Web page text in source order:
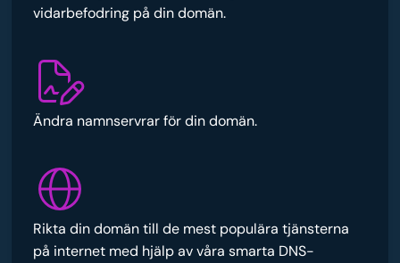
vidarbefodring på din domän.
Ändra namnservrar för din domän.
Rikta din domän till de mest populära tjänsterna
på internet med hjälp av våra smarta DNS-